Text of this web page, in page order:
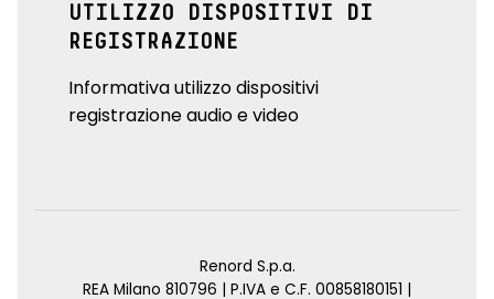
UTILIZZO DISPOSITIVI DI
REGISTRAZIONE
Informativa utilizzo dispositivi
registrazione audio e video
Renord S.p.a.
REA Milano 810796 | P.IVA e C.F. 00858180151 |